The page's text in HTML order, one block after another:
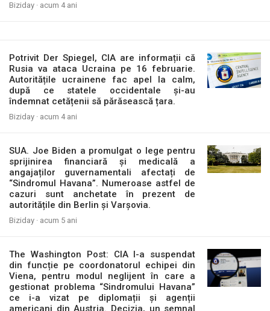
Biziday · acum 4 ani
Potrivit Der Spiegel, CIA are informații că
Rusia va ataca Ucraina pe 16 februarie.
Autoritățile ucrainene fac apel la calm,
după ce statele occidentale și-au
îndemnat cetățenii să părăsească țara.
Biziday · acum 4 ani
SUA. Joe Biden a promulgat o lege pentru
sprijinirea financiară și medicală a
angajaților guvernamentali afectați de
“Sindromul Havana”. Numeroase astfel de
cazuri sunt anchetate în prezent de
autoritățile din Berlin și Varșovia.
Biziday · acum 5 ani
The Washington Post: CIA l-a suspendat
din funcție pe coordonatorul echipei din
Viena, pentru modul neglijent în care a
gestionat problema “Sindromului Havana”
ce i-a vizat pe diplomații și agenții
americani din Austria. Decizia, un semnal